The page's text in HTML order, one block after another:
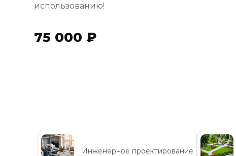
использованию!
75 000 ₽
Инженерное проектирование